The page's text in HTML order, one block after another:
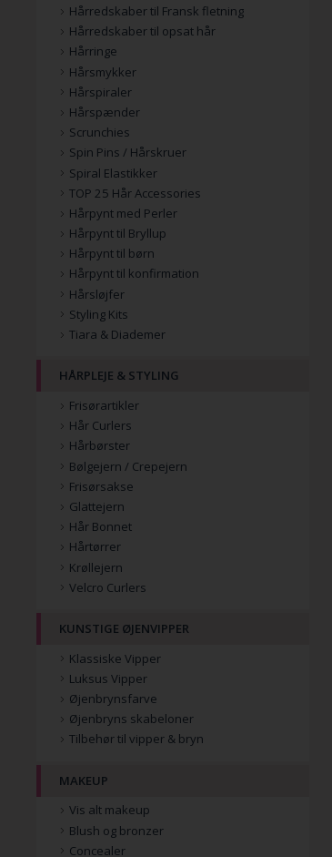
Hårredskaber til Fransk fletning
Hårredskaber til opsat hår
Hårringe
Hårsmykker
Hårspiraler
Hårspænder
Scrunchies
Spin Pins / Hårskruer
Spiral Elastikker
TOP 25 Hår Accessories
Hårpynt med Perler
Hårpynt til Bryllup
Hårpynt til børn
Hårpynt til konfirmation
Hårsløjfer
Styling Kits
Tiara & Diademer
HÅRPLEJE & STYLING
Frisørartikler
Hår Curlers
Hårbørster
Bølgejern / Crepejern
Frisørsakse
Glattejern
Hår Bonnet
Hårtørrer
Krøllejern
Velcro Curlers
KUNSTIGE ØJENVIPPER
Klassiske Vipper
Luksus Vipper
Øjenbrynsfarve
Øjenbryns skabeloner
Tilbehør til vipper & bryn
MAKEUP
Vis alt makeup
Blush og bronzer
Concealer